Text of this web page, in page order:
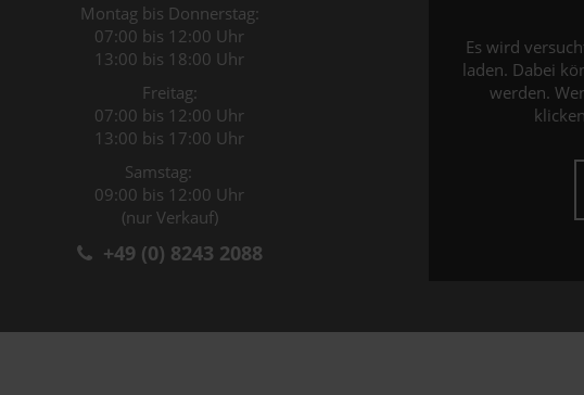
Montag bis Donnerstag:
07:00 bis 12:00 Uhr
13:00 bis 18:00 Uhr
Freitag:
07:00 bis 12:00 Uhr
13:00 bis 17:00 Uhr
Samstag:
09:00 bis 12:00 Uhr
(nur Verkauf)
+49 (0) 8243 2088
Es wird
laden. Dabei
werden.